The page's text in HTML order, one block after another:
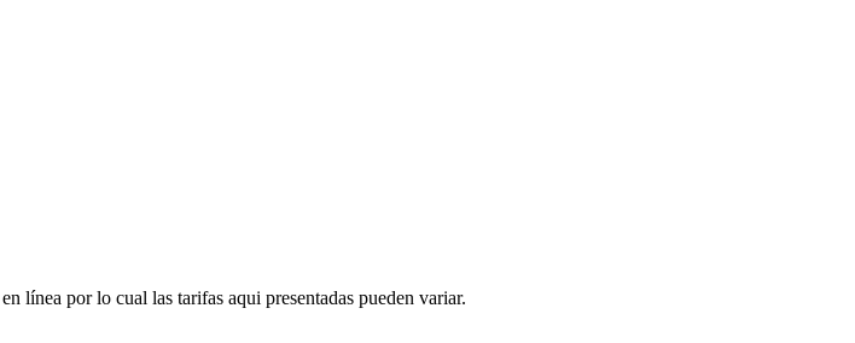
línea por lo cual las tarifas aqui presentadas pueden variar.